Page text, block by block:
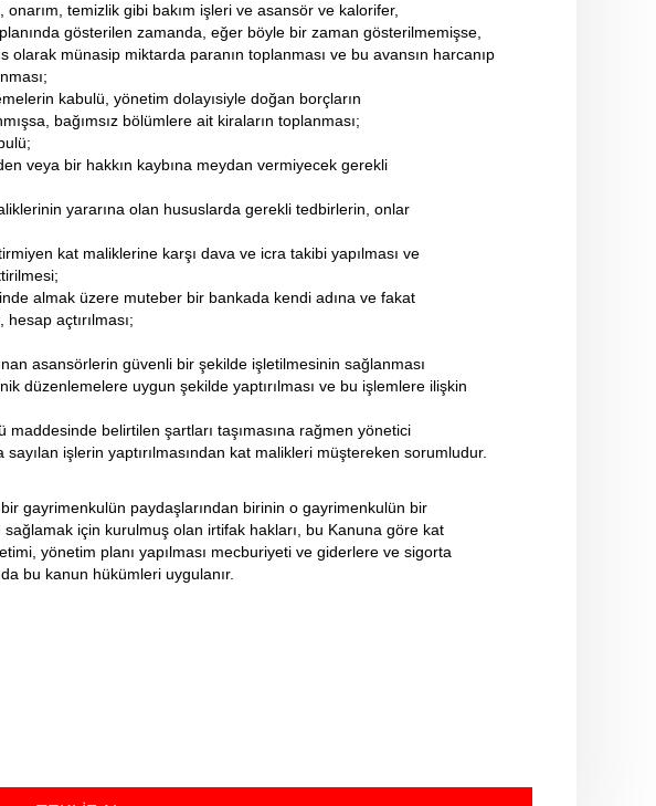
temizlik gibi bakım işleri ve asansör ve kalorifer,
gösterilen zamanda, eğer böyle bir zaman gösterilmemişse,
olarak münasip miktarda paranın toplanması ve bu avansın harcanıp
kabulü, yönetim dolayısiyle doğan borçların
bağımsız bölümlere ait kiraların toplanması;
veya bir hakkın kaybına meydan vermiyecek gerekli
yararına olan hususlarda gerekli tedbirlerin, onlar
kat maliklerine karşı dava ve icra takibi yapılması ve
almak üzere muteber bir bankada kendi adına ve fakat
açtırılması;
asansörlerin güvenli bir şekilde işletilmesinin sağlanması
düzenlemelere uygun şekilde yaptırılması ve bu işlemlere ilişkin
belirtilen şartları taşımasına rağmen yönetici
işlerin yaptırılmasından kat malikleri müştereken sorumludur.
gayrimenkulün paydaşlarından birinin o gayrimenkulün bir
için kurulmuş olan irtifak hakları, bu Kanuna göre kat
yönetim planı yapılması mecburiyeti ve giderlere ve sigorta
bu kanun hükümleri uygulanır.